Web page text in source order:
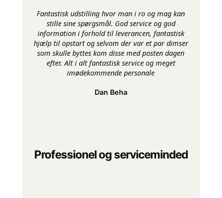
Fantastisk udstilling hvor man i ro og mag kan
stille sine spørgsmål. God service og god
information i forhold til leverancen, fantastisk
hjælp til opstart og selvom der var et par dimser
som skulle byttes kom disse med posten dagen
efter. Alt i alt fantastisk service og meget
imødekommende personale
Dan Beha
Professionel og serviceminded